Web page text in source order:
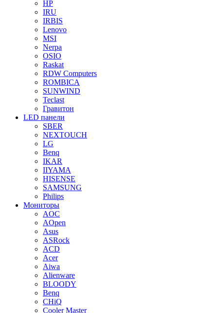
HP
IRU
IRBIS
Lenovo
MSI
Nerpa
OSIO
Raskat
RDW Computers
ROMBICA
SUNWIND
Teclast
Гравитон
LED панели
SBER
NEXTOUCH
LG
Benq
IKAR
IIYAMA
HISENSE
SAMSUNG
Philips
Мониторы
AOC
AOpen
Asus
ASRock
ACD
Acer
Aiwa
Alienware
BLOODY
Benq
CHiQ
Cooler Master